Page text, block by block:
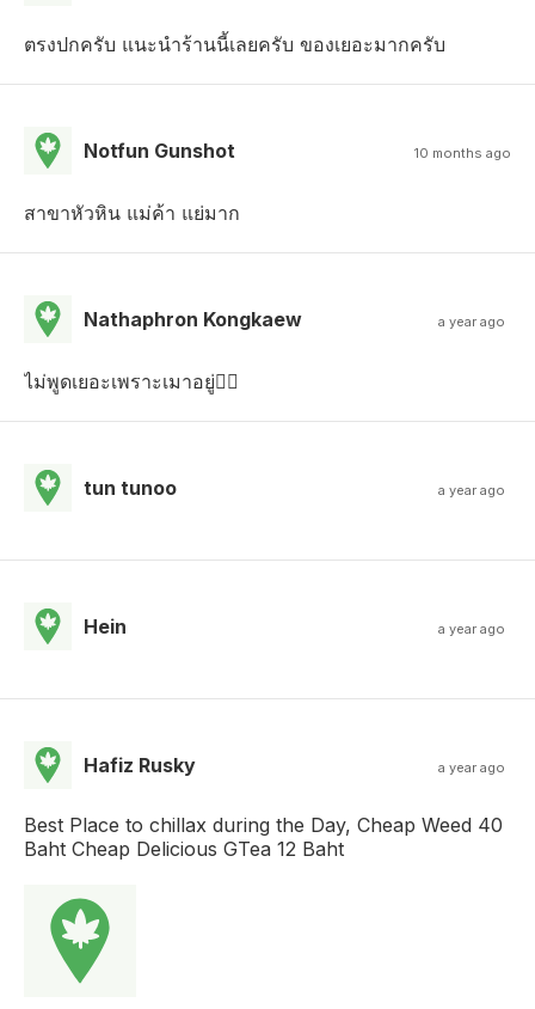
ตรงปกครับ แนะนำร้านนี้เลยครับ ของเยอะมากครับ
Notfun Gunshot 10 months ago
สาขาหัวหิน แม่ค้า แย่มาก
Nathaphron Kongkaew a year ago
ไม่พูดเยอะเพราะเมาอยู่😵‍💫
tun tunoo a year ago
Hein a year ago
Hafiz Rusky a year ago
Best Place to chillax during the Day, Cheap Weed 40
Baht Cheap Delicious GTea 12 Baht